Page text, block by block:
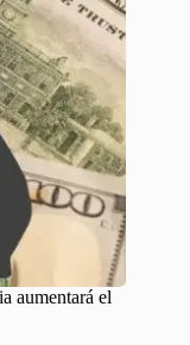
aumentará el